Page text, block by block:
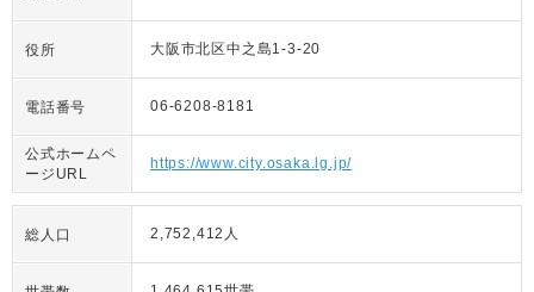
役所 大阪市北区中之島1-3-20
電話番号 06-6208-8181
公式ホームペ
ージURL
https://www.city.osaka.lg.jp/
総人口 2,752,412人